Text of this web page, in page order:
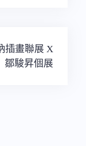
插畫聯展 X
鄒駿昇個展